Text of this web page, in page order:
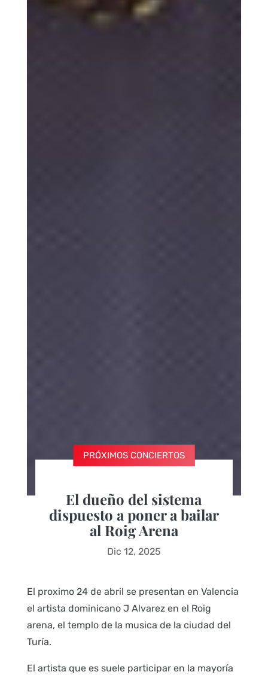
PRÓXIMOS CONCIERTOS
El dueño del sistema
dispuesto a poner a bailar
al Roig Arena
Dic 12, 2025
El proximo 24 de abril se presentan en Valencia
el artista dominicano J Alvarez en el Roig
arena, el templo de la musica de la ciudad del
Turía.
El artista que es suele participar en la mayoría